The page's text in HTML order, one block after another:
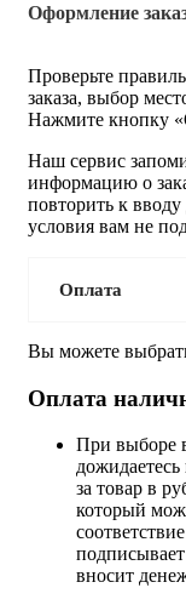
Оформление
Проверьте
заказа, выбор
Нажмите кнопку
Наш сервис
информацию о
повторить к
условия вам не
Оплата
Вы можете
Оплата
При выборе
за товар в
который
вносит